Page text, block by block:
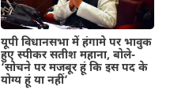
यूपी विधानसभा में हंगामे पर भावुक
हुए स्पीकर सतीश महाना, बोले-
‘सोचने पर मजबूर हूं कि इस पद के
योग्य हूं या नहीं’